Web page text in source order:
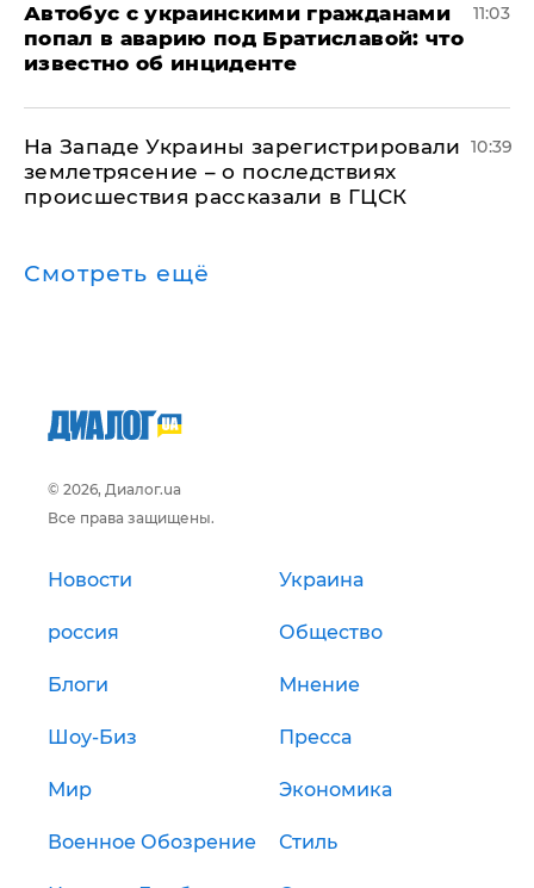
Автобус с украинскими гражданами
попал в аварию под Братиславой: что
известно об инциденте
11:03
На Западе Украины зарегистрировали
землетрясение – о последствиях
происшествия рассказали в ГЦСК
10:39
Смотреть ещё
© 2026, Диалог.ua
Все права защищены.
Новости Украина
россия Общество
Блоги Мнение
Шоу-Биз Пресса
Мир Экономика
Военное Обозрение Стиль